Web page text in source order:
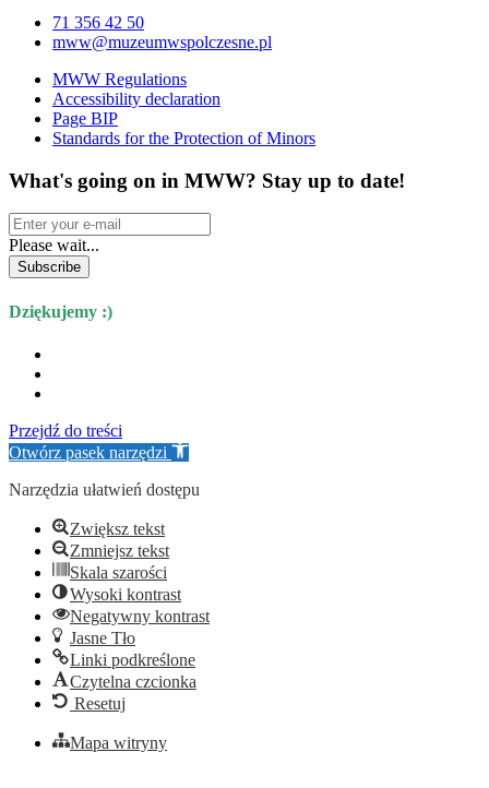
71 356 42 50
mww@muzeumwspolczesne.pl
MWW Regulations
Accessibility declaration
Page BIP
Standards for the Protection of Minors
What's going on in MWW? Stay up to date!
Please wait...
Subscribe
Dziękujemy :)
Przejdź do treści
Otwórz pasek narzędzi
Narzędzia ułatwień dostępu
Zwiększ tekst
Zmniejsz tekst
Skala szarości
Wysoki kontrast
Negatywny kontrast
Jasne Tło
Linki podkreślone
Czytelna czcionka
Resetuj
Mapa witryny